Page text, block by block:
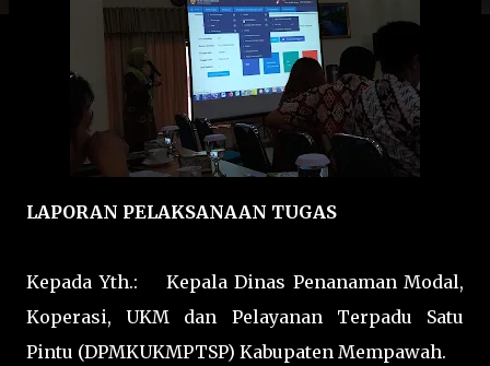
LAPORAN PELAKSANAAN TUGAS
Kepada Yth.: Kepala Dinas Penanaman Modal,
Koperasi, UKM dan Pelayanan Terpadu Satu
Pintu (DPMKUKMPTSP) Kabupaten Mempawah.